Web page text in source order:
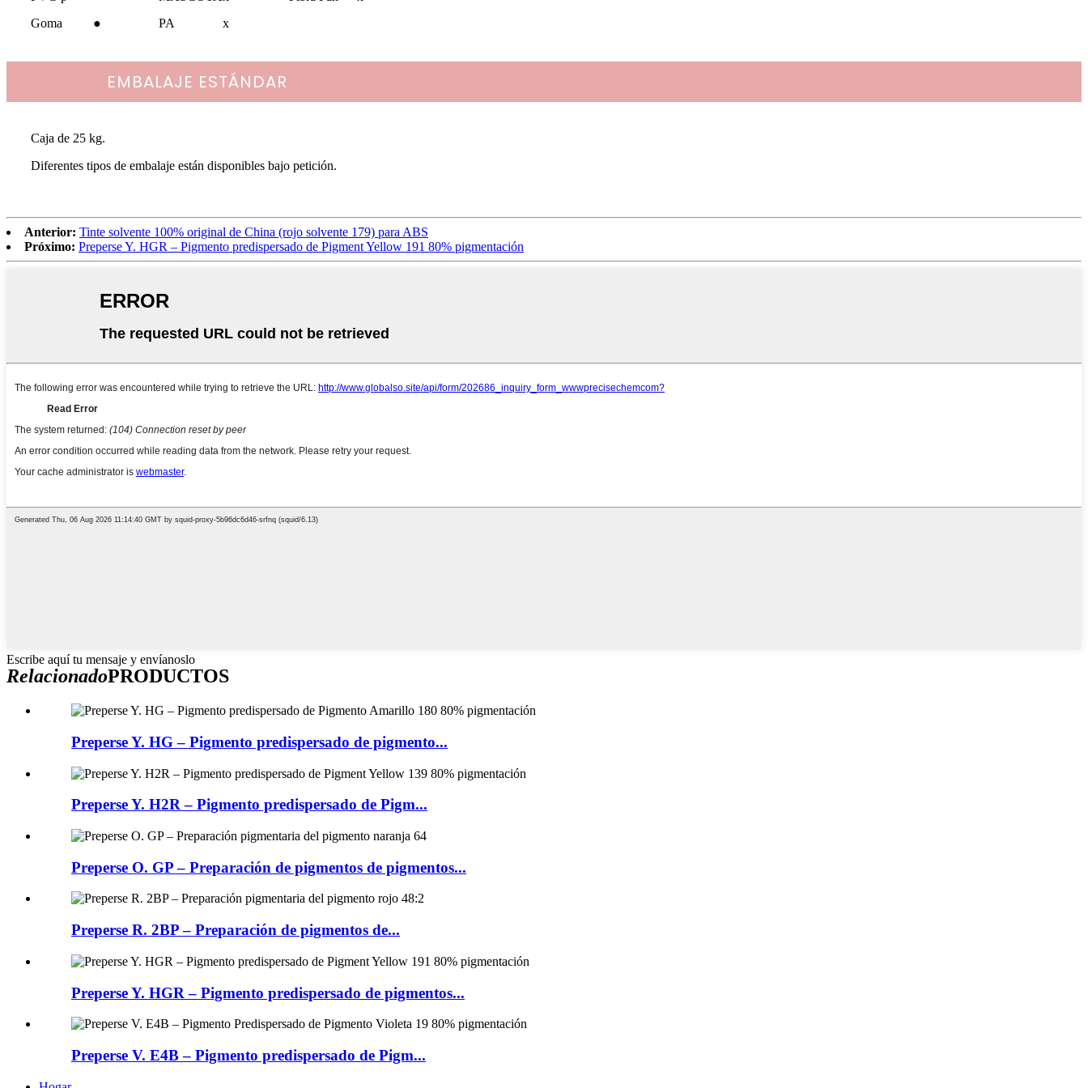
Goma
● PA x
EMBALAJE ESTÁNDAR
Caja de 25 kg.
Diferentes tipos de embalaje están disponibles bajo petición.
Anterior: Tinte solvente 100% original de China (rojo solvente 179) para ABS
Próximo: Preperse Y. HGR – Pigmento predispersado de Pigment Yellow 191 80% pigmentación
Escribe aquí tu mensaje y envíanoslo
RelacionadoPRODUCTOS
Preperse Y. HG – Pigmento predispersado de pigmento...
Preperse Y. H2R – Pigmento predispersado de Pigm...
Preperse O. GP – Preparación de pigmentos de pigmentos...
Preperse R. 2BP – Preparación de pigmentos de...
Preperse Y. HGR – Pigmento predispersado de pigmentos...
Preperse V. E4B – Pigmento predispersado de Pigm...